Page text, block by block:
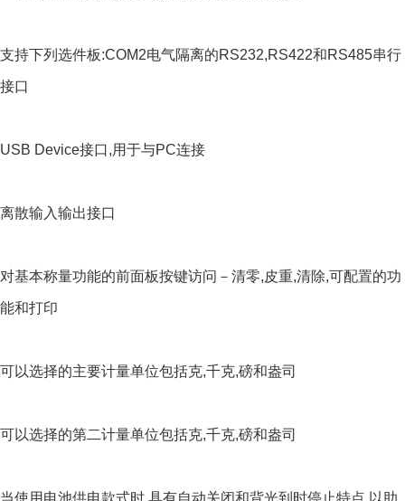
支持下列选件板:COM2电气隔离的RS232,RS422和RS485串行
接口
USB Device接口,用于与PC连接
离散输入输出接口
对基本称量功能的前面板按键访问－清零,皮重,清除,可配置的功
能和打印
可以选择的主要计量单位包括克,千克,磅和盎司
可以选择的第二计量单位包括克,千克,磅和盎司
当使用电池供电款式时,具有自动关闭和背光到时停止特点,以助